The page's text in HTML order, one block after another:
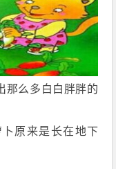
那么多白白胖胖的
原来是长在地下